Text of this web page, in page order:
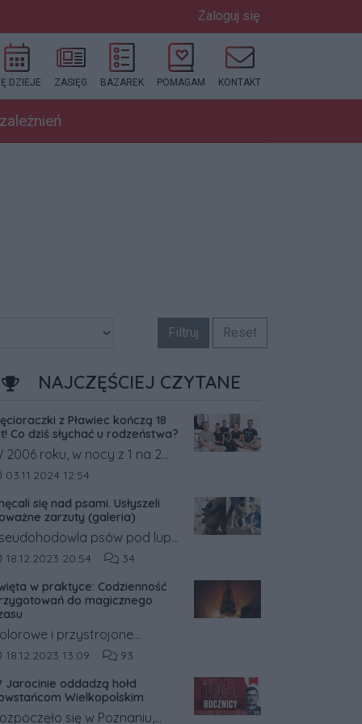
Zaloguj się
DZIEJE ZASIĘG BAZAREK POMAGAM KONTAKT
Filtruj Reset
NAJCZĘŚCIEJ CZYTANE
z Pławiec kończą 18
Co dziś słychać u rodzeństwa?
2006 roku, w nocy z 1 na 2
w Pławcach w
pięcioraczki.
dodania artykułu:
03.11.2024 12:54
się nad psami. Usłyszeli
zarzuty (galeria)
psów pod lupą
Była ona
w gm. Książ
w pow. śremskim.
jej trop wpadli inspektorzy
którzy o sprawie
policję.
dodania artykułu:
18.12.2023 20:54 Liczba komentarzy artykułu:
34
w praktyce: Codzienność
do magicznego
i przystrojone
dekoracjami
przejść obok nich
dodania artykułu:
18.12.2023 13:09 Liczba komentarzy artykułu:
93
Jarocinie oddadzą hołd
Wielkopolskim
się w Poznaniu,